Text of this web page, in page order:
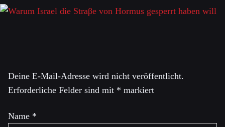
Deine E-Mail-Adresse wird nicht veröffentlicht.
Erforderliche Felder sind mit * markiert
Name *